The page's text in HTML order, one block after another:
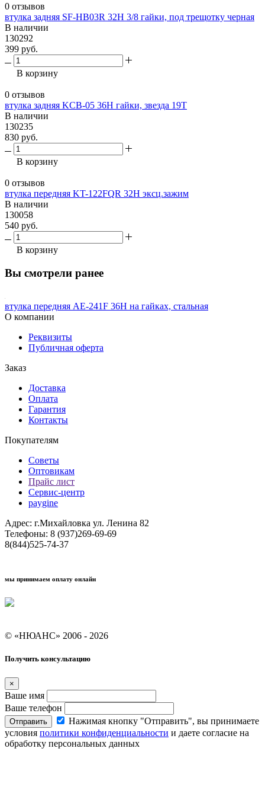
0 отзывов
втулка задняя SF-HB03R 32H 3/8 гайки, под трещотку черная
В наличии
130292
399 руб.
В корзину
0 отзывов
втулка задняя KCB-05 36H гайки, звезда 19T
В наличии
130235
830 руб.
В корзину
0 отзывов
втулка передняя KT-122FQR 32H эксц.зажим
В наличии
130058
540 руб.
В корзину
Вы смотрели ранее
втулка передняя AE-241F 36H на гайках, стальная
О компании
Реквизиты
Публичная оферта
Заказ
Доставка
Оплата
Гарантия
Контакты
Покупателям
Советы
Оптовикам
Прайс лист
Сервис-центр
paygine
Адрес: г.Михайловка ул. Ленина 82
Телефоны: 8 (937)269-69-69
8(844)525-74-37
мы принимаем оплату онлайн
© «НЮАНС» 2006 - 2026
Получить консультацию
×
Ваше имя
Ваше телефон
Отправить
Нажимая кнопку "Отправить", вы принимаете
условия политики конфиденциальности и даете согласие на
обработку персональных данных